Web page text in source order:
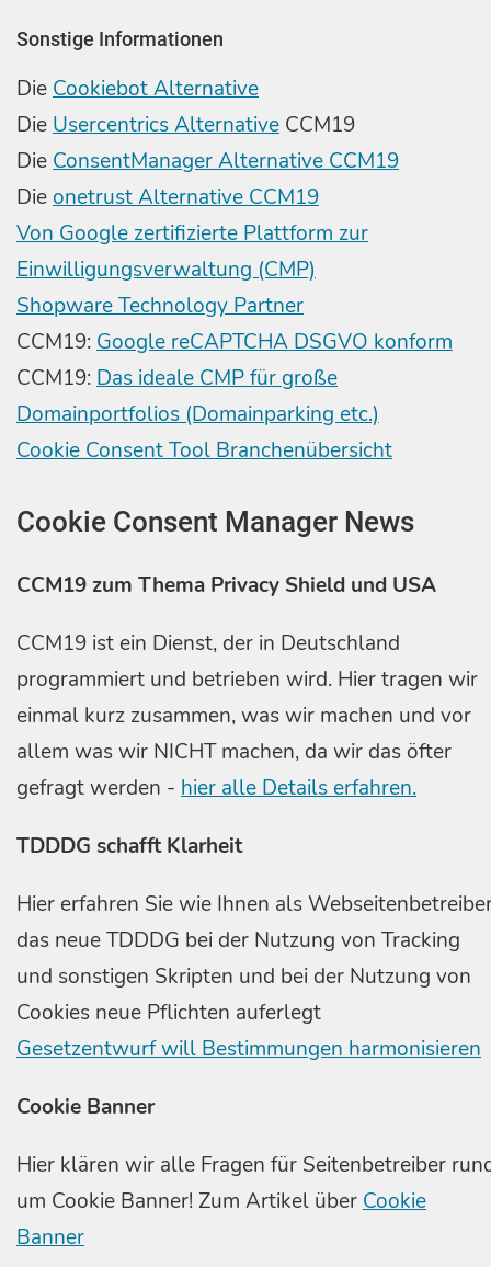
Sonstige Informationen
Die Cookiebot Alternative
Die Usercentrics Alternative CCM19
Die ConsentManager Alternative CCM19
Die onetrust Alternative CCM19
Von Google zertifizierte Plattform zur
Einwilligungsverwaltung (CMP)
Shopware Technology Partner
CCM19: Google reCAPTCHA DSGVO konform
CCM19: Das ideale CMP für große
Domainportfolios (Domainparking etc.)
Cookie Consent Tool Branchenübersicht
Cookie Consent Manager News
CCM19 zum Thema Privacy Shield und USA
CCM19 ist ein Dienst, der in Deutschland
programmiert und betrieben wird. Hier tragen wir
einmal kurz zusammen, was wir machen und vor
allem was wir NICHT machen, da wir das öfter
gefragt werden - hier alle Details erfahren.
TDDDG schafft Klarheit
Hier erfahren Sie wie Ihnen als
das neue TDDDG bei der Nutzung von Tracking
und sonstigen Skripten und bei der Nutzung von
Cookies neue Pflichten auferlegt
Gesetzentwurf will Bestimmungen harmonisieren
Cookie Banner
Hier klären wir alle Fragen für Seitenbetreiber
um Cookie Banner! Zum Artikel über Cookie
Banner